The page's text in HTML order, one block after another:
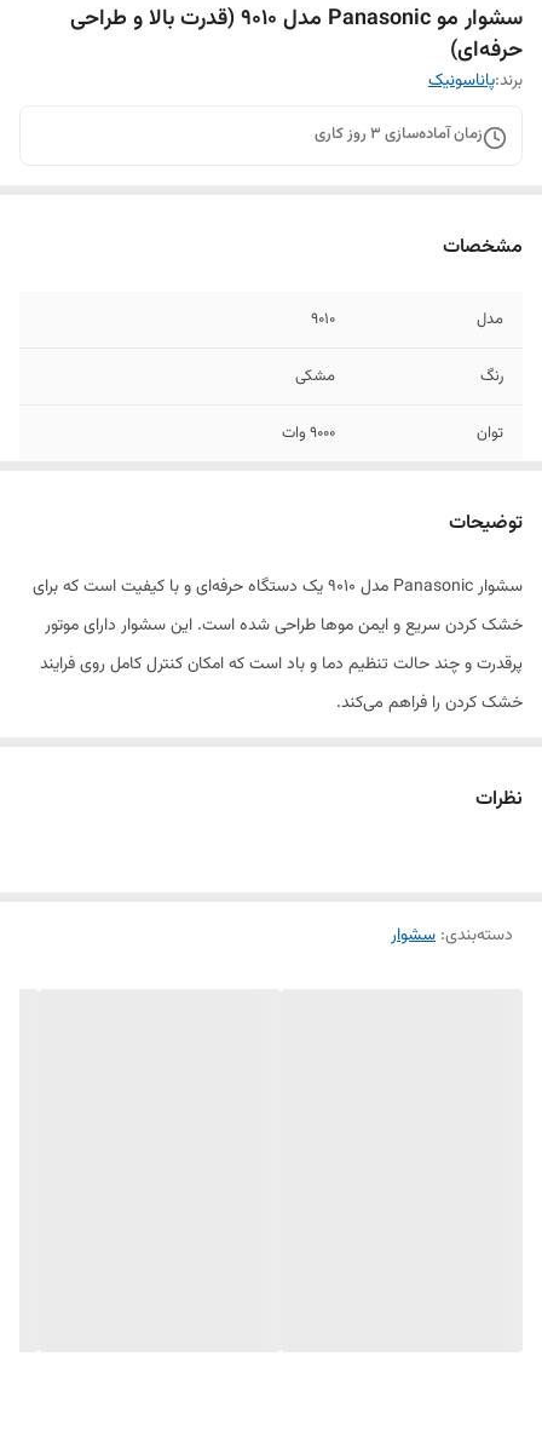
سشوار مو Panasonic مدل 9010 (قدرت بالا و طراحی
حرفه‌ای)
برند:پاناسونیک
زمان آماده‌سازی 3 روز کاری
مشخصات
مدل ۹۰۱۰
رنگ مشکی
توان ۹۰۰۰ وات
توضیحات
سشوار Panasonic مدل 9010 یک دستگاه حرفه‌ای و با کیفیت است که برای
خشک کردن سریع و ایمن موها طراحی شده است. این سشوار دارای موتور
پرقدرت و چند حالت تنظیم دما و باد است که امکان کنترل کامل روی فرایند
خشک کردن را فراهم می‌کند.
این مدل مناسب استفاده خانگی و حرفه‌ای بوده و با عملکرد کم‌صدا و ظاهر
نظرات
دسته‌بندی: سشوار